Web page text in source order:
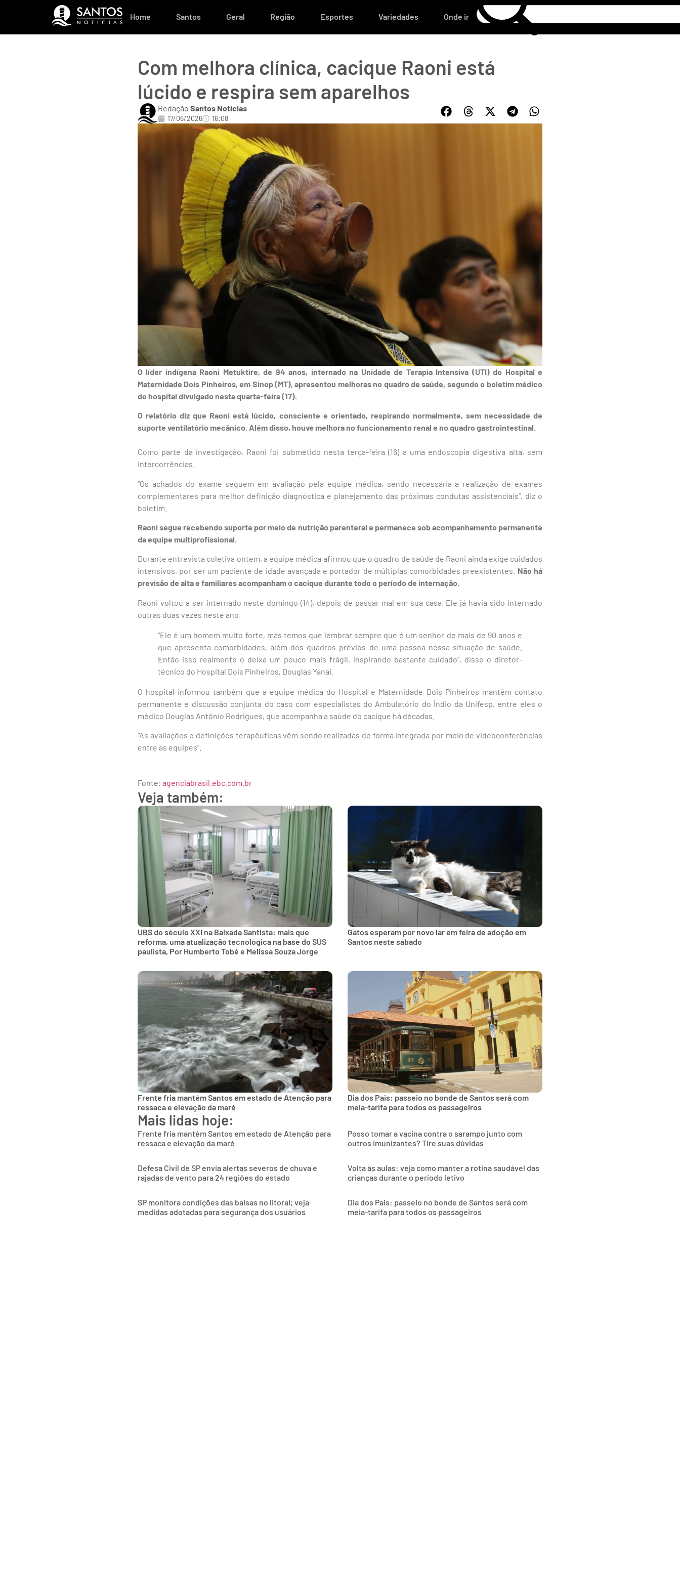
Home Santos Geral Região Esportes Variedades Onde ir
Com melhora clínica, cacique Raoni está
lúcido e respira sem aparelhos
Redação Santos Notícias
17/06/2026 16:08
O líder indígena Raoni Metuktire, de 94 anos, internado na Unidade de Terapia Intensiva (UTI) do Hospital e
Maternidade Dois Pinheiros, em Sinop (MT), apresentou melhoras no quadro de saúde, segundo o boletim médico
do hospital divulgado nesta quarta-feira (17).
O relatório diz que Raoni está lúcido, consciente e orientado, respirando normalmente, sem necessidade de
suporte ventilatório mecânico. Além disso, houve melhora no funcionamento renal e no quadro gastrointestinal.
Como parte da investigação, Raoni foi submetido nesta terça-feira (16) a uma endoscopia digestiva alta, sem
intercorrências.
“Os achados do exame seguem em avaliação pela equipe médica, sendo necessária a realização de exames
complementares para melhor definição diagnóstica e planejamento das próximas condutas assistenciais”, diz o
boletim.
Raoni segue recebendo suporte por meio de nutrição parenteral e permanece sob acompanhamento permanente
da equipe multiprofissional.
Durante entrevista coletiva ontem, a equipe médica afirmou que o quadro de saúde de Raoni ainda exige cuidados
intensivos, por ser um paciente de idade avançada e portador de múltiplas comorbidades preexistentes. Não há
previsão de alta e familiares acompanham o cacique durante todo o período de internação.
Raoni voltou a ser internado neste domingo (14), depois de passar mal em sua casa. Ele já havia sido internado
outras duas vezes neste ano.
“Ele é um homem muito forte, mas temos que lembrar sempre que é um senhor de mais de 90 anos e
que apresenta comorbidades, além dos quadros prévios de uma pessoa nessa situação de saúde.
Então isso realmente o deixa um pouco mais frágil, inspirando bastante cuidado”, disse o diretor-
técnico do Hospital Dois Pinheiros, Douglas Yanai.
O hospital informou também que a equipe médica do Hospital e Maternidade Dois Pinheiros mantém contato
permanente e discussão conjunta do caso com especialistas do Ambulatório do Índio da Unifesp, entre eles o
médico Douglas Antônio Rodrigues, que acompanha a saúde do cacique há décadas.
“As avaliações e definições terapêuticas vêm sendo realizadas de forma integrada por meio de videoconferências
entre as equipes”.
Fonte: agenciabrasil.ebc.com.br
Veja também:
UBS do século XXI na Baixada Santista: mais que
reforma, uma atualização tecnológica na base do SUS
paulista, Por Humberto Tobé e Melissa Souza Jorge
Gatos esperam por novo lar em feira de adoção em
Santos neste sábado
Frente fria mantém Santos em estado de Atenção para
ressaca e elevação da maré
Dia dos Pais: passeio no bonde de Santos será com
meia-tarifa para todos os passageiros
Mais lidas hoje:
Frente fria mantém Santos em estado de Atenção para
ressaca e elevação da maré
Posso tomar a vacina contra o sarampo junto com
outros imunizantes? Tire suas dúvidas
Defesa Civil de SP envia alertas severos de chuva e
rajadas de vento para 24 regiões do estado
Volta às aulas: veja como manter a rotina saudável das
crianças durante o período letivo
SP monitora condições das balsas no litoral; veja
medidas adotadas para segurança dos usuários
Dia dos Pais: passeio no bonde de Santos será com
meia-tarifa para todos os passageiros